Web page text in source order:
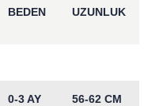
BEDEN UZUNLUK
0-3 AY 56-62 CM